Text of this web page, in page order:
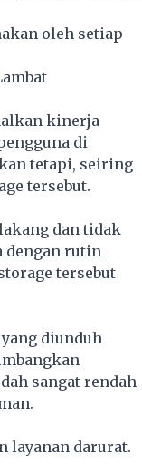
oleh setiap
kinerja
di
tetapi, seiring
tersebut.
dan tidak
dengan rutin
tersebut
diunduh
sangat rendah
layanan darurat.